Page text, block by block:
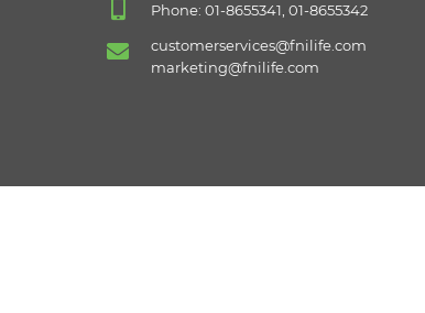
Phone: 01-8655341, 01-8655342
customerservices@fnilife.com
marketing@fnilife.com